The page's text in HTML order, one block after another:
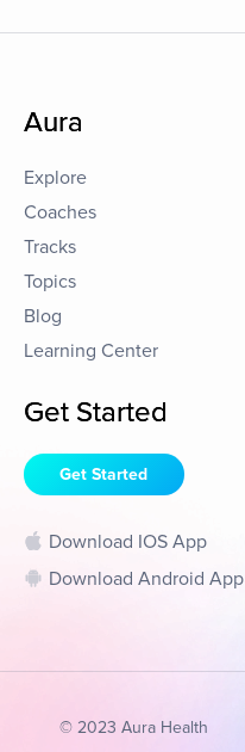
Aura
Explore
Coaches
Tracks
Topics
Blog
Learning Center
Get Started
Get Started
Download IOS App
Download Android App
© 2023 Aura Health